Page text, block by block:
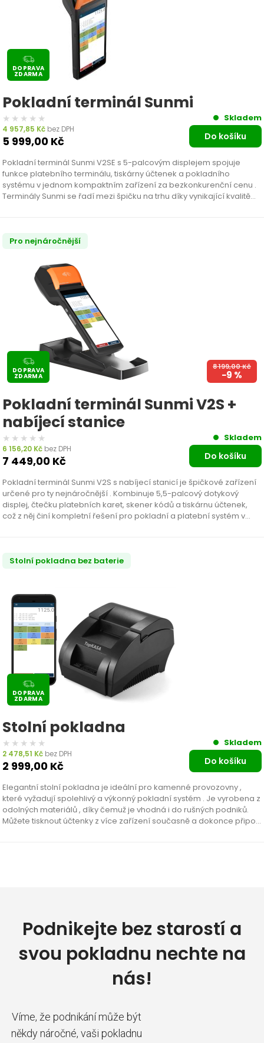
DOPRAVA
ZDARMA
Pokladní terminál Sunmi
★★★★★
★★★★★ Skladem
4 957,85 Kč bez DPH
5 999,00 Kč Do košíku
Pokladní terminál Sunmi V2SE s 5-palcovým displejem spojuje
funkce platebního terminálu, tiskárny účtenek a pokladního
systému v jednom kompaktním zařízení za bezkonkurenční cenu .
Terminály Sunmi se řadí mezi špičku na trhu díky vynikající kvalitě
Pro nejnáročnější
DOPRAVA
ZDARMA
8 199,00Kč
−9 %
Pokladní terminál Sunmi V2S +
nabíjecí stanice
★★★★★
★★★★★ Skladem
6 156,20 Kč bez DPH
7 449,00 Kč Do košíku
Pokladní terminál Sunmi V2S s nabíjecí stanicí je špičkové zařízení
určené pro ty nejnáročnější . Kombinuje 5,5-palcový dotykový
displej, čtečku platebních karet, skener kódů a tiskárnu účtenek,
což z něj činí kompletní řešení pro pokladní a platební systém v
Stolní pokladna bez baterie
DOPRAVA
ZDARMA
Stolní pokladna
★★★★★
★★★★★ Skladem
2 478,51 Kč bez DPH
2 999,00 Kč Do košíku
Elegantní stolní pokladna je ideální pro kamenné provozovny ,
které vyžadují spolehlivý a výkonný pokladní systém . Je vyrobena z
odolných materiálů , díky čemuž je vhodná i do rušných podniků.
Můžete tisknout účtenky z více zařízení současně a dokonce připojit
Podnikejte bez starostí a
svou pokladnu nechte na
nás!
Víme, že podnikání může být
někdy náročné, vaši pokladnu